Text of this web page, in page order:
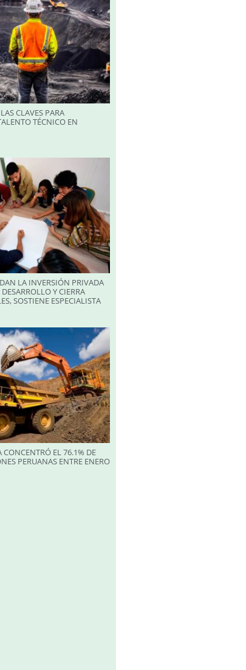
CLAVES PARA
TÉCNICO EN
LA INVERSIÓN PRIVADA
Y CIERRA
SOSTIENE ESPECIALISTA
EL 76.1% DE
PERUANAS ENTRE ENERO